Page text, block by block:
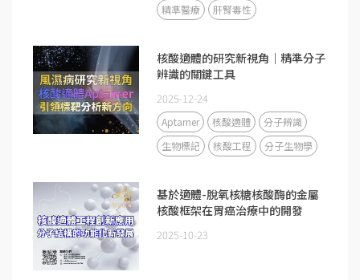
精準醫療
肝腎毒性
核酸適體的研究新視角｜精準分子
辨識的關鍵工具
2025-12-24
Aptamer 核酸適體
分子辨識
生物標記
核酸工程 分子生物學
基於適體-脫氧核糖核酸酶的金屬
核酸框架在胃癌治療中的開發
2025-10-23